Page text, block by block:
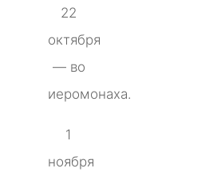
22
октября
— во
иеромонаха.
1
ноября